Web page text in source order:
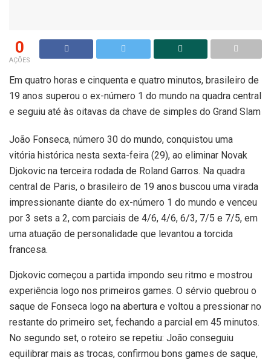
0
AÇÕES
Em quatro horas e cinquenta e quatro minutos, brasileiro de
19 anos superou o ex-número 1 do mundo na quadra central
e seguiu até às oitavas da chave de simples do Grand Slam
João Fonseca, número 30 do mundo, conquistou uma
vitória histórica nesta sexta-feira (29), ao eliminar Novak
Djokovic na terceira rodada de Roland Garros. Na quadra
central de Paris, o brasileiro de 19 anos buscou uma virada
impressionante diante do ex-número 1 do mundo e venceu
por 3 sets a 2, com parciais de 4/6, 4/6, 6/3, 7/5 e 7/5, em
uma atuação de personalidade que levantou a torcida
francesa.
Djokovic começou a partida impondo seu ritmo e mostrou
experiência logo nos primeiros games. O sérvio quebrou o
saque de Fonseca logo na abertura e voltou a pressionar no
restante do primeiro set, fechando a parcial em 45 minutos.
No segundo set, o roteiro se repetiu: João conseguiu
equilibrar mais as trocas, confirmou bons games de saque,